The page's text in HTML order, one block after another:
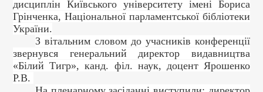
дисциплін Київського університету імені Бориса
Грінченка, Національної парламентської бібліотеки
України.
З вітальним словом до учасників конференції
звернувся генеральний директор видавництва
«Білий Тигр», канд. філ. наук, доцент Ярошенко
Р.В.